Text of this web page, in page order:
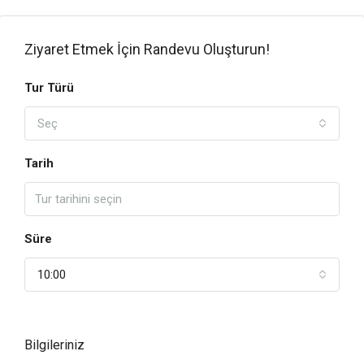
Ziyaret Etmek İçin Randevu Oluşturun!
Tur Türü
Seç
Tarih
Süre
10:00
Bilgileriniz